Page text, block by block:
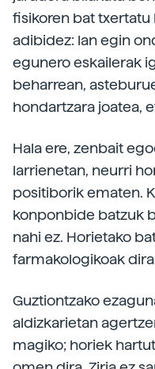
fisikoren bat
adibidez: lan egin
egunero eskailerak
beharrean,
hondartzara joatea,
Hala ere, zenbait
larrienetan, neurri
positiborik ematen.
konponbide batzuk
nahi ez. Horietako
farmakologikoak
Guztiontzako
aldizkarietan
magiko; horiek